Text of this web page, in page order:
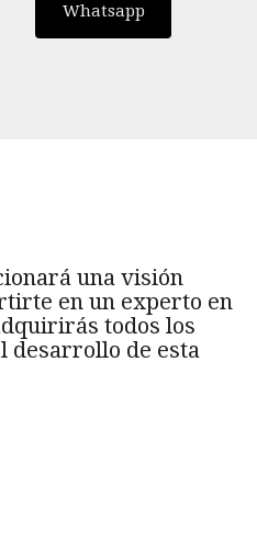
Whatsapp
una visión
en un experto en
todos los
desarrollo de esta